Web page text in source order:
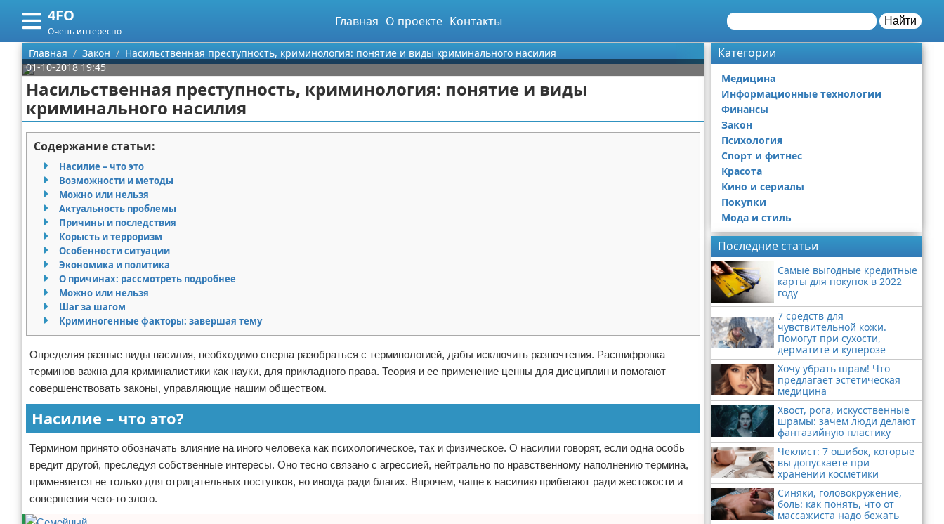
4FO
Очень интересно
Главная О проекте Контакты Найти
Меню
Главная
Категории
Медицина
Информационные технологии
Финансы
Закон
Психология
Спорт и фитнес
Красота
Кино и сериалы
Покупки
Мода и стиль
Поиск
О проекте
Контакты
Сотрудничество
Размещение рекламы
Для правообладателей
Условия предоставления информации
Отказ от ответственности
Главная Закон
Насильственная преступность, криминология: понятие и виды криминального насилия
01-10-2018 19:45
Насильственная преступность, криминология: понятие и виды
криминального насилия
Содержание статьи:
Насилие – что это
Возможности и методы
Можно или нельзя
Актуальность проблемы
Причины и последствия
Корысть и терроризм
Особенности ситуации
Экономика и политика
О причинах: рассмотреть подробнее
Можно или нельзя
Шаг за шагом
Криминогенные факторы: завершая тему
Определяя разные виды насилия, необходимо сперва разобраться с терминологией, дабы исключить разночтения. Расшифровка
терминов важна для криминалистики как науки, для прикладного права. Теория и ее применение ценны для дисциплин и помогают
совершенствовать законы, управляющие нашим обществом.
Насилие – что это?
Термином принято обозначать влияние на иного человека как психологическое, так и физическое. О насилии говорят, если одна особь
вредит другой, преследуя собственные интересы. Оно тесно связано с агрессией, нейтрально по нравственному наполнению термина,
применяется не только для отрицательных поступков, но иногда ради благих. Впрочем, чаще к насилию прибегают ради жестокости и
совершения чего-то злого.
Категории
Медицина
Информационные технологии
Финансы
Закон
Психология
Спорт и фитнес
Красота
Кино и сериалы
Покупки
Мода и стиль
Последние статьи
Самые выгодные кредитные
карты для покупок в 2022
году
7 средств для
чувствительной кожи.
Помогут при сухости,
дерматите и куперозе
Хочу убрать шрам! Что
предлагает эстетическая
медицина
Хвост, рога, искусственные
шрамы: зачем люди делают
фантазийную пластику
Чеклист: 7 ошибок, которые
вы допускаете при
хранении косметики
Синяки, головокружение,
боль: как понять, что от
массажиста надо бежать